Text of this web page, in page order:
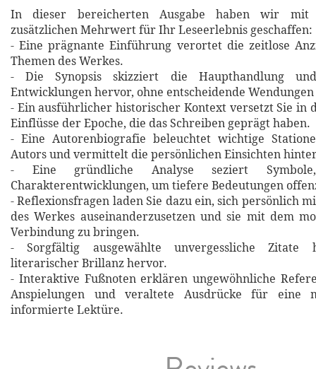
In dieser bereicherten Ausgabe haben wir mit
zusätzlichen Mehrwert für Ihr Leseerlebnis geschaffen:
- Eine prägnante Einführung verortet die zeitlose
Themen des Werkes.
- Die Synopsis skizziert die Haupthandlung
Entwicklungen hervor, ohne entscheidende
- Ein ausführlicher historischer Kontext versetzt Sie in
Einflüsse der Epoche, die das Schreiben geprägt haben.
- Eine Autorenbiografie beleuchtet wichtige
Autors und vermittelt die persönlichen Einsichten
- Eine gründliche Analyse seziert
Charakterentwicklungen, um tiefere Bedeutungen
- Reflexionsfragen laden Sie dazu ein, sich persönlich
des Werkes auseinanderzusetzen und sie mit dem
Verbindung zu bringen.
- Sorgfältig ausgewählte unvergessliche Zitate
literarischer Brillanz hervor.
- Interaktive Fußnoten erklären ungewöhnliche
Anspielungen und veraltete Ausdrücke für eine
informierte Lektüre.